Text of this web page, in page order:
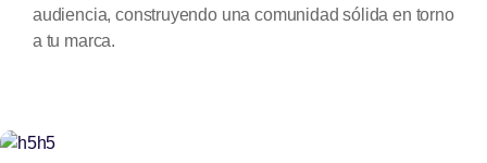
audiencia, construyendo una comunidad sólida en torno
a tu marca.